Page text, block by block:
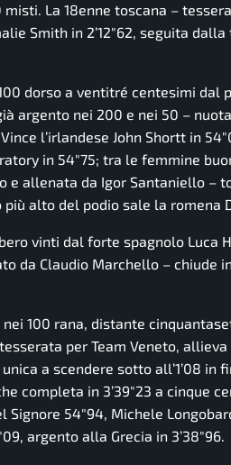
La 18enne toscana –
Smith in 2’12″62, seguita
dorso a ventitré centesimi dal
argento nei 200 e nei 50 –
l’irlandese John Shortt in
in 54″75; tra le femmine
allenata da Igor Santaniello –
alto del podio sale la romena
vinti dal forte spagnolo Luca
da Claudio Marchello – chiude
100 rana, distante
per Team Veneto,
a scendere sotto all’1’08 in
completa in 3’39″23 a cinque
54″94, Michele
argento alla Grecia in 3’38″96.